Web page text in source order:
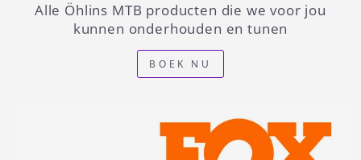
Alle Öhlins MTB producten die we voor jou
kunnen onderhouden en tunen
BOEK NU